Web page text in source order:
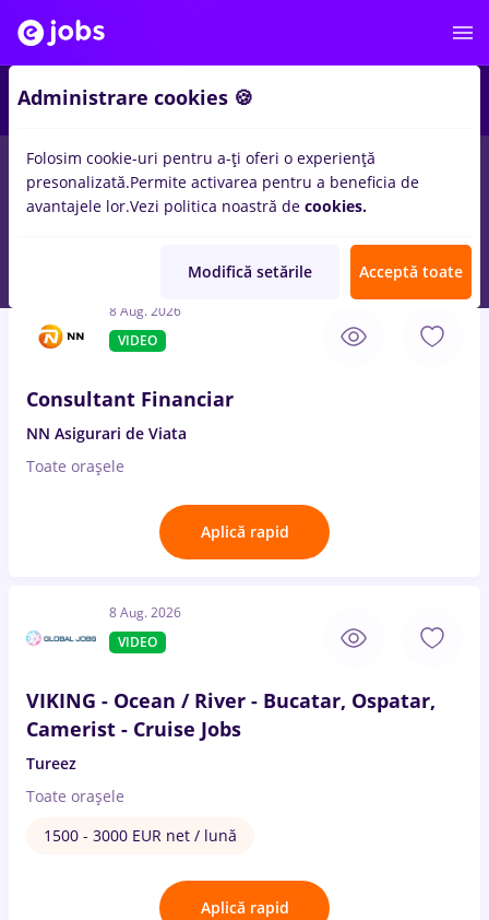
Salarii Fără experiență Entry-Level (< 2 ani)
8 Aug. 2026
VIDEO
Consultant Financiar
NN Asigurari de Viata
Toate oraşele
Aplică rapid
8 Aug. 2026
VIDEO
VIKING - Ocean / River - Bucatar, Ospatar,
Camerist - Cruise Jobs
Tureez
Toate oraşele
1500 - 3000 EUR net / lună
Aplică rapid
Administrare cookies 🍪
Folosim cookie-uri pentru a-ți oferi o experiență
presonalizată.Permite activarea pentru a beneficia de
avantajele lor.Vezi politica noastră de cookies.
Modifică setările Acceptă toate